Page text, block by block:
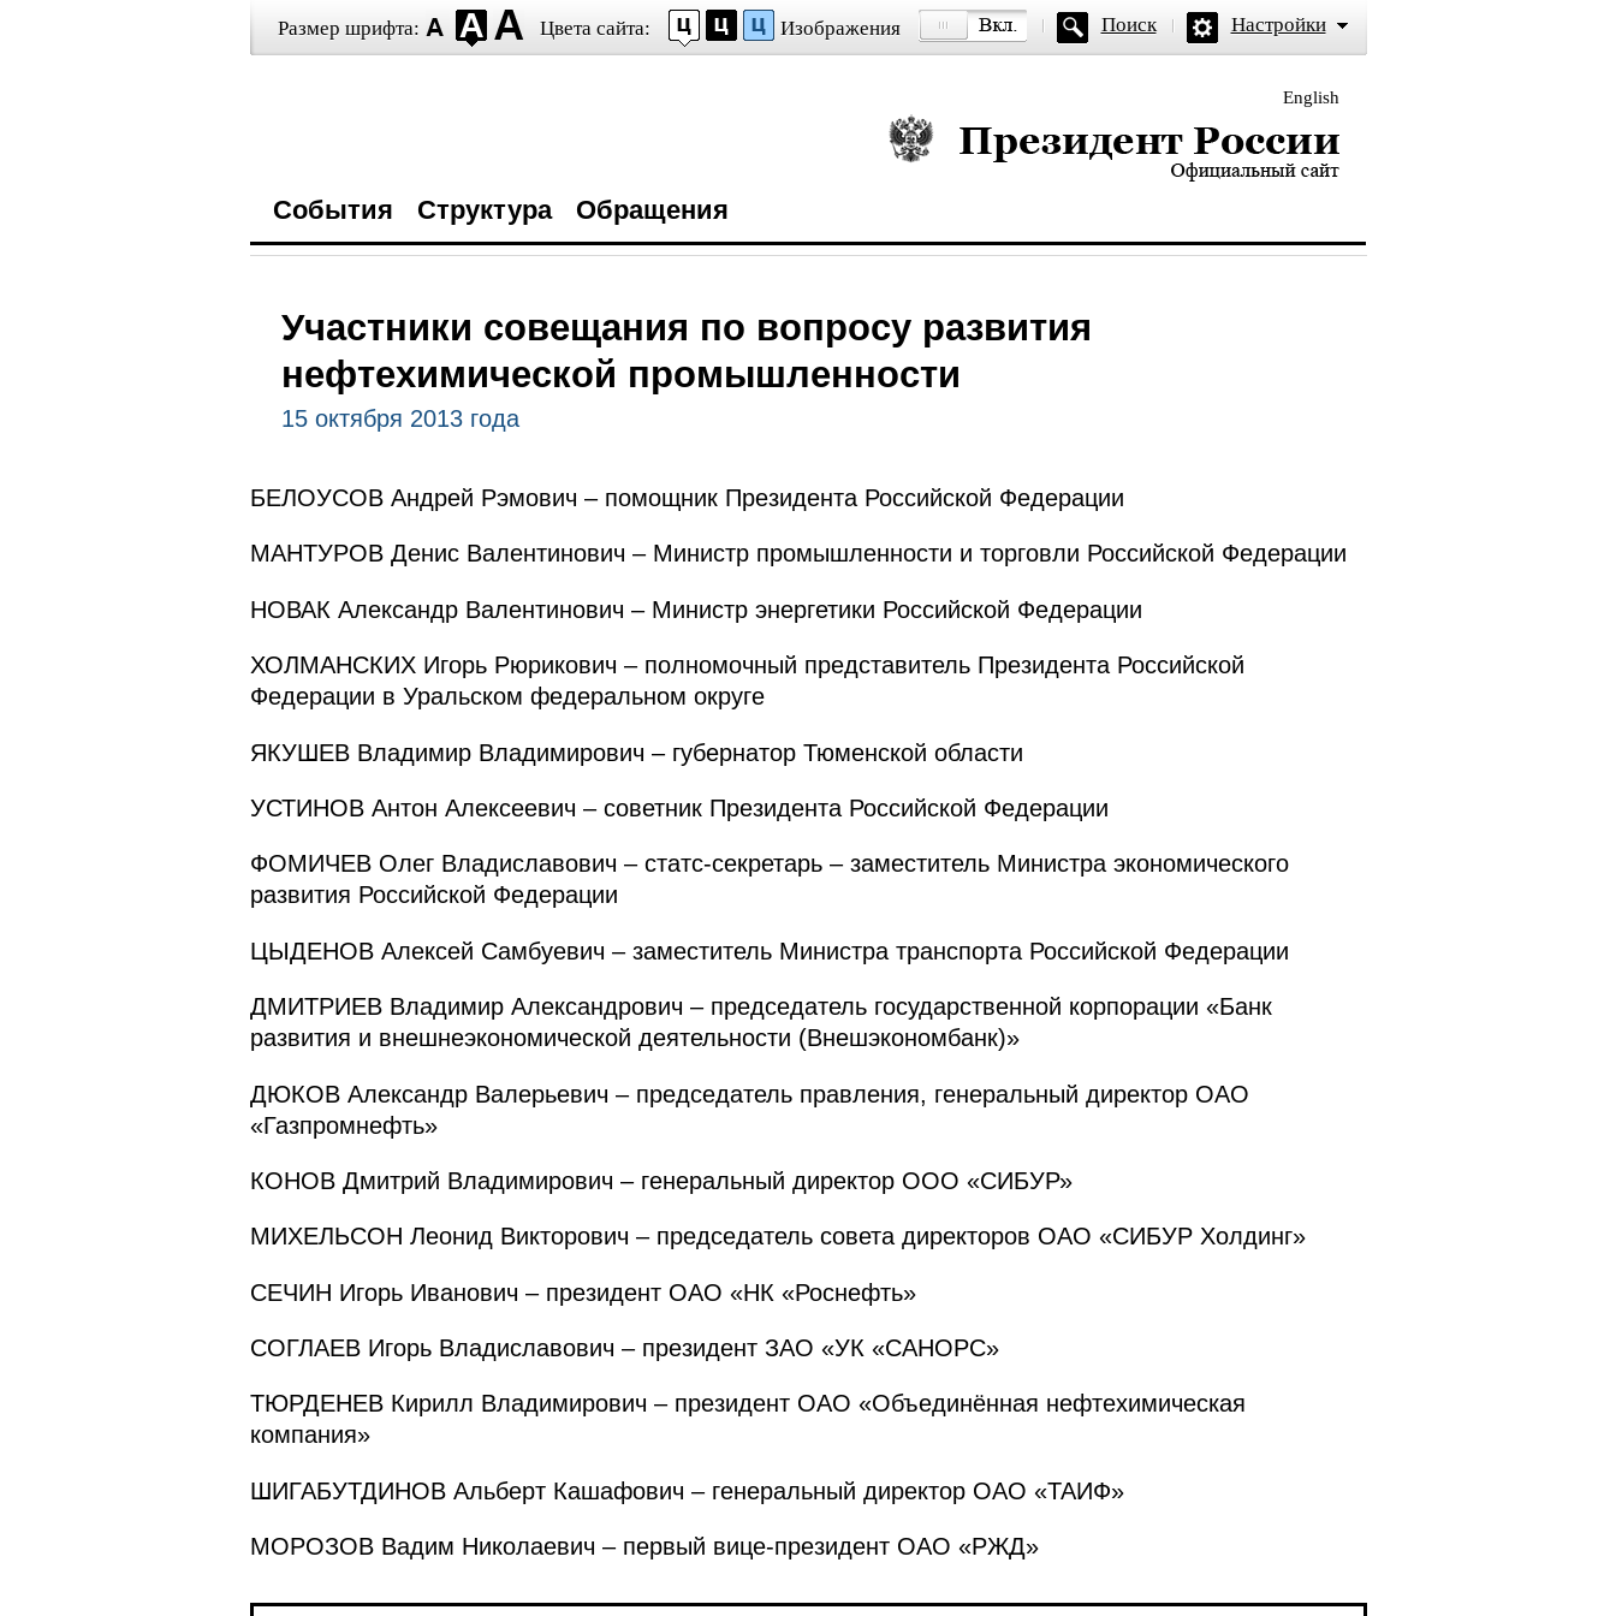
Размер шрифта: Цвета сайта: Изображения Поиск Настройки
English
Президент России — официальный сайт
События Структура Обращения
Участники совещания по вопросу развития
нефтехимической промышленности
15 октября 2013 года
БЕЛОУСОВ Андрей Рэмович – помощник Президента Российской Федерации
МАНТУРОВ Денис Валентинович – Министр промышленности и торговли Российской Федерации
НОВАК Александр Валентинович – Министр энергетики Российской Федерации
ХОЛМАНСКИХ Игорь Рюрикович – полномочный представитель Президента Российской
Федерации в Уральском федеральном округе
ЯКУШЕВ Владимир Владимирович – губернатор Тюменской области
УСТИНОВ Антон Алексеевич – советник Президента Российской Федерации
ФОМИЧЕВ Олег Владиславович – статс-секретарь – заместитель Министра экономического
развития Российской Федерации
ЦЫДЕНОВ Алексей Самбуевич – заместитель Министра транспорта Российской Федерации
ДМИТРИЕВ Владимир Александрович – председатель государственной корпорации «Банк
развития и внешнеэкономической деятельности (Внешэкономбанк)»
ДЮКОВ Александр Валерьевич – председатель правления, генеральный директор ОАО
«Газпромнефть»
КОНОВ Дмитрий Владимирович – генеральный директор ООО «СИБУР»
МИХЕЛЬСОН Леонид Викторович – председатель совета директоров ОАО «СИБУР Холдинг»
СЕЧИН Игорь Иванович – президент ОАО «НК «Роснефть»
СОГЛАЕВ Игорь Владиславович – президент ЗАО «УК «САНОРС»
ТЮРДЕНЕВ Кирилл Владимирович – президент ОАО «Объединённая нефтехимическая
компания»
ШИГАБУТДИНОВ Альберт Кашафович – генеральный директор ОАО «ТАИФ»
МОРОЗОВ Вадим Николаевич – первый вице-президент ОАО «РЖД»